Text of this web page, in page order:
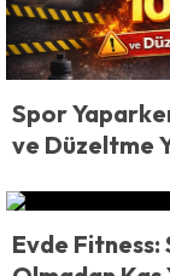
Spor
ve Düzeltme
Evde Fitness: